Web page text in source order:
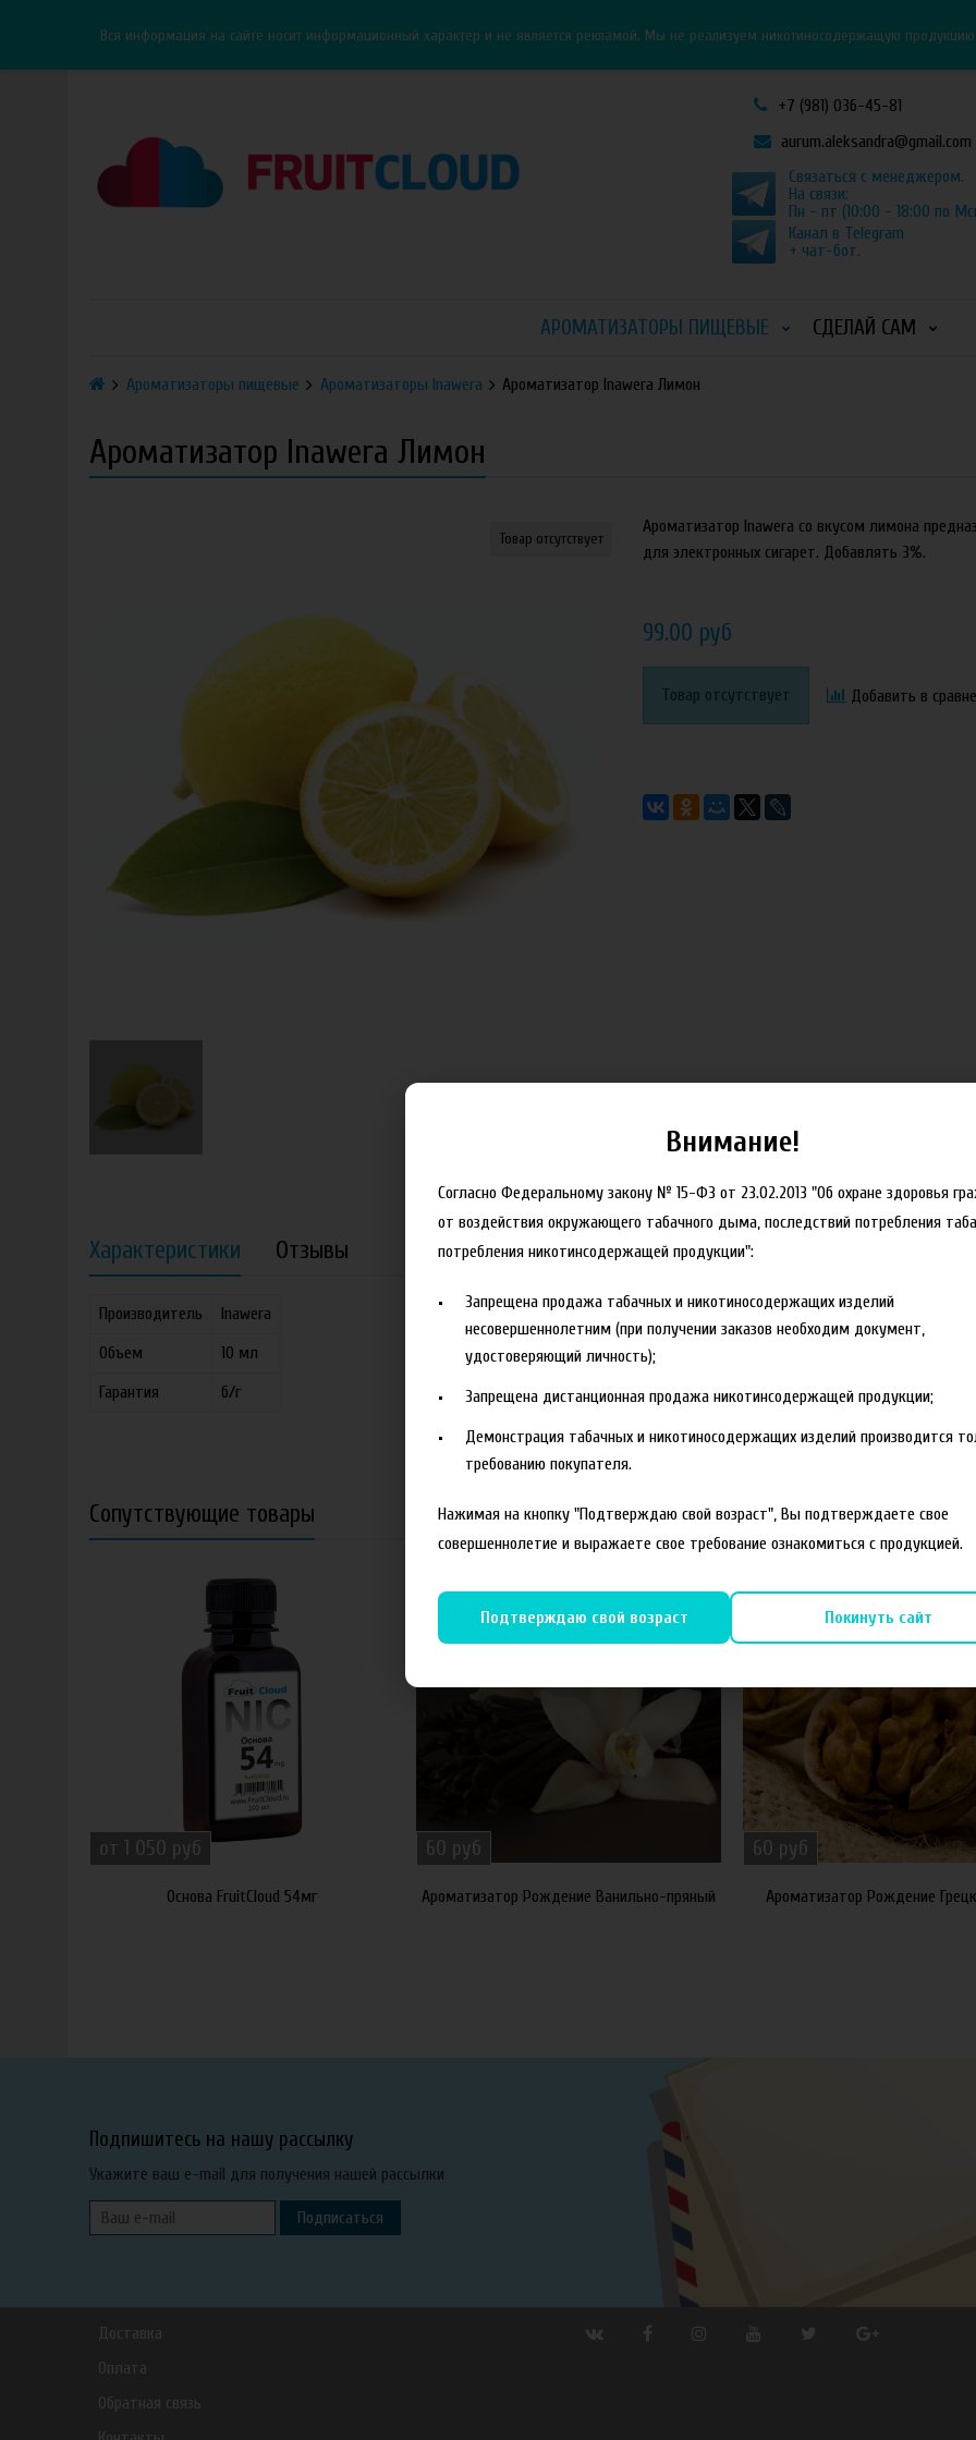
Вся информация на сайте носит информационный характер и не является рекламой. Мы не реализуем никотиносодержащую продукцию
+7 (981) 036-45-81
aurum.aleksandra@gmail.com
Связаться с менеджером.
На связи:
Пн - пт (10:00 - 18:00 по
Канал в Telegram
+ чат-бот.
АРОМАТИЗАТОРЫ ПИЩЕВЫЕ СДЕЛАЙ САМ
Ароматизаторы пищевые Ароматизаторы Inawera Ароматизатор Inawera Лимон
Ароматизатор Inawera Лимон
Товар отсутствует
Ароматизатор Inawera со вкусом лимона
для электронных сигарет. Добавлять 3%.
99.00 руб
Товар отсутствует Добавить в
Характеристики Отзывы
Производитель
Inawera
Объем
10 мл
Гарантия
б/г
Сопутствующие товары
от 1 050 руб
Основа FruitCloud 54мг
60 руб
Ароматизатор Рождение Ванильно-пряный
60 руб
Ароматизатор Рождение
Подпишитесь на нашу рассылку
Укажите ваш e-mail для получения нашей рассылки
Подписаться
Доставка
Оплата
Обратная связь
Внимание!
Согласно Федеральному закону № 15-ФЗ от 23.02.2013 "Об охране здоровья
от воздействия окружающего табачного дыма, последствий потребления
потребления никотинсодержащей продукции":
Запрещена продажа табачных и никотиносодержащих изделий
несовершеннолетним (при получении заказов необходим документ,
удостоверяющий личность);
Запрещена дистанционная продажа никотинсодержащей продукции;
Демонстрация табачных и никотиносодержащих изделий производится
требованию покупателя.
Нажимая на кнопку "Подтверждаю свой возраст", Вы подтверждаете свое
совершеннолетие и выражаете свое требование ознакомиться с продукцией.
Подтверждаю свой возраст Покинуть сайт